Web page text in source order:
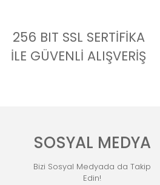
256 BIT SSL SERTİFİKA
İLE GÜVENLİ ALIŞVERİŞ
SOSYAL MEDYA
Bizi Sosyal Medyada da Takip
Edin!